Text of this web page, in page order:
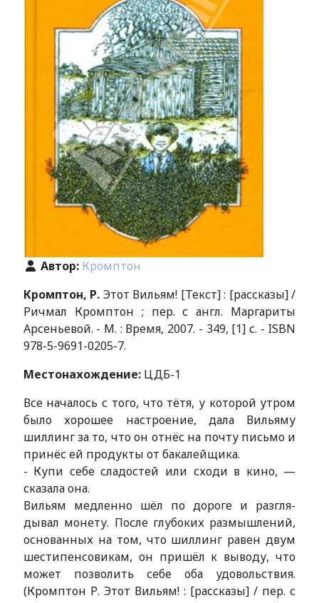
Автор: Кромптон
Кромптон, Р. Этот Вильям! [Текст] : [рассказы] /
Ричмал Кромптон ; пер. с англ. Маргариты
Арсеньевой. - М. : Время, 2007. - 349, [1] с. - ISBN
978-5-9691-0205-7.
Местонахождение:ЦДБ-1
Все началось с того, что тётя, у которой ут­ром
было хорошее настроение, дала Вильяму
шиллинг за то, что он отнёс на почту письмо и
принёс ей продукты от бакалейщика.
- Купи себе сладостей или сходи в ки­но, —
сказала она.
Вильям медленно шёл по дороге и разгля­
дывал монету. После глубоких размышле­ний,
основанных на том, что шиллинг равен двум
шестипенсовикам, он пришёл к выводу, что
может позволить себе оба удовольствия.
(Кромптон Р. Этот Вильям! : [рассказы] / пер. с